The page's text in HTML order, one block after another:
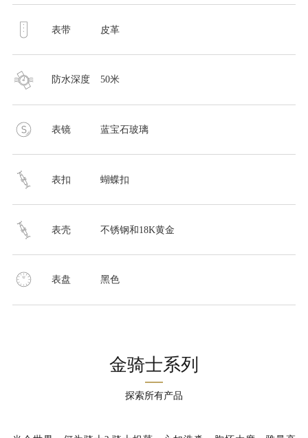
表带 皮革
防水深度 50米
表镜 蓝宝石玻璃
表扣 蝴蝶扣
表壳 不锈钢和18K黄金
表盘 黑色
金骑士系列
探索所有产品